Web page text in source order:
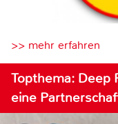
>> mehr erfahren
Topthema: Deep
eine